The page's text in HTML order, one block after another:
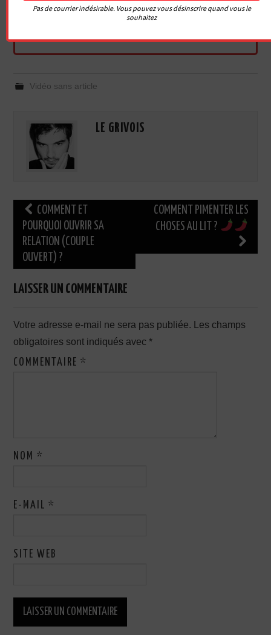
Vidéo sans article
LE GRIVOIS
Navigation
des
articles
COMMENT ET
POURQUOI OUVRIR SA
RELATION (COUPLE
OUVERT) ?
COMMENT PIMENTER LES
CHOSES AU LIT ?
LAISSER UN COMMENTAIRE
Votre adresse e-mail ne sera pas publiée.
Les champs
obligatoires sont indiqués avec*
COMMENTAIRE*
NOM*
E-MAIL*
SITE WEB
Pas de courrier indésirable. Vous pouvez vous désinscrire quand vous le
souhaitez